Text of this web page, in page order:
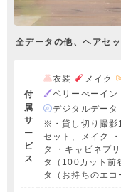
全データの他、ヘアセ
付
属
サ
ー
ビ
ス
衣装 メイク
ベリーぺーイン
デジタルデータ
※・貸し切り撮影
セット、メイク
タ ・キャビネプ
タ（100カット前
タ（お持ちのエコ